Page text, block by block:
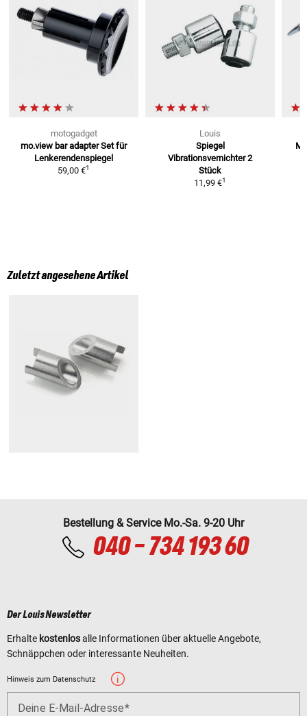
motogadget
mo.view bar adapter Set für
Lenkerendenspiegel
59,00 €1
Louis
Spiegel
Vibrationsvernichter 2
Stück
11,99 €1
Zuletzt angesehene Artikel
Bestellung & Service Mo.-Sa. 9-20 Uhr
040 - 734 193 60
Der Louis Newsletter
Erhalte kostenlosalle Informationen über aktuelle Angebote,
Schnäppchen oder interessante Neuheiten.
Hinweis zum Datenschutz
Deine E-Mail-Adresse